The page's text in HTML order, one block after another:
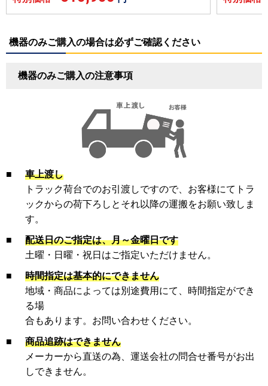
機器のみご購入の場合は必ずご確認ください
機器のみご購入の注意事項
■
車上渡し
トラック荷台でのお引渡しですので、お客様にてトラ
ックからの荷下ろしとそれ以降の運搬をお願い致しま
す。
■
配送日のご指定は、月～金曜日です
土曜・日曜・祝日はご指定いただけません。
■
時間指定は基本的にできません
地域・商品によっては別途費用にて、時間指定ができ
る場
合もあります。お問い合わせください。
■
商品追跡はできません
メーカーから直送の為、運送会社の問合せ番号がお出
しできません。